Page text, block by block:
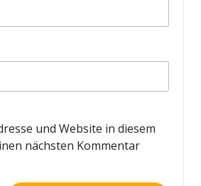
und Website in diesem
nächsten Kommentar